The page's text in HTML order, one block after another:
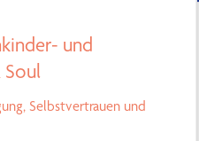
und
Soul
Selbstvertrauen und